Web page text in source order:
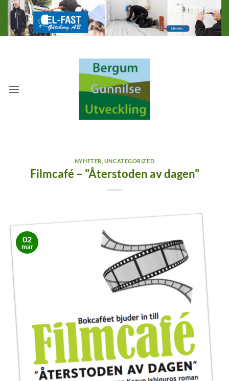
Skip
content
NYHETER UNCATEGORIZED
Filmcafé – "Återstoden av dagen"
02
mar